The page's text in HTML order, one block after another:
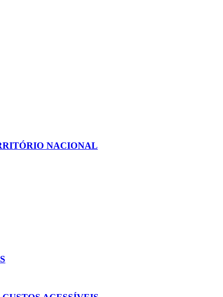
NACIONAL